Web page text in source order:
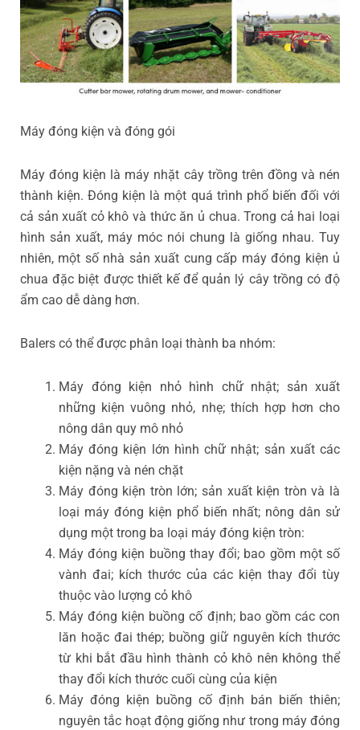
Máy đóng kiện và đóng gói
Máy đóng kiện là máy nhặt cây trồng trên đồng và nén
thành kiện. Đóng kiện là một quá trình phổ biến đối với
cả sản xuất cỏ khô và thức ăn ủ chua. Trong cả hai loại
hình sản xuất, máy móc nói chung là giống nhau. Tuy
nhiên, một số nhà sản xuất cung cấp máy đóng kiện ủ
chua đặc biệt được thiết kế để quản lý cây trồng có độ
ẩm cao dễ dàng hơn.
Balers có thể được phân loại thành ba nhóm:
Máy đóng kiện nhỏ hình chữ nhật; sản xuất
những kiện vuông nhỏ, nhẹ; thích hợp hơn cho
nông dân quy mô nhỏ
Máy đóng kiện lớn hình chữ nhật; sản xuất các
kiện nặng và nén chặt
Máy đóng kiện tròn lớn; sản xuất kiện tròn và là
loại máy đóng kiện phổ biến nhất; nông dân sử
dụng một trong ba loại máy đóng kiện tròn:
Máy đóng kiện buồng thay đổi; bao gồm một số
vành đai; kích thước của các kiện thay đổi tùy
thuộc vào lượng cỏ khô
Máy đóng kiện buồng cố định; bao gồm các con
lăn hoặc đai thép; buồng giữ nguyên kích thước
từ khi bắt đầu hình thành cỏ khô nên không thể
thay đổi kích thước cuối cùng của kiện
Máy đóng kiện buồng cố định bán biến thiên;
nguyên tắc hoạt động giống như trong máy đóng